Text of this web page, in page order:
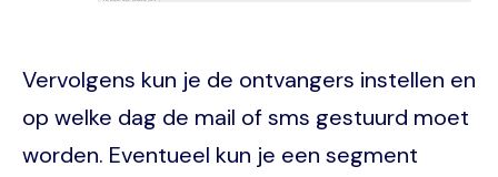
Vervolgens kun je de ontvangers instellen en
op welke dag de mail of sms gestuurd moet
worden. Eventueel kun je een segment